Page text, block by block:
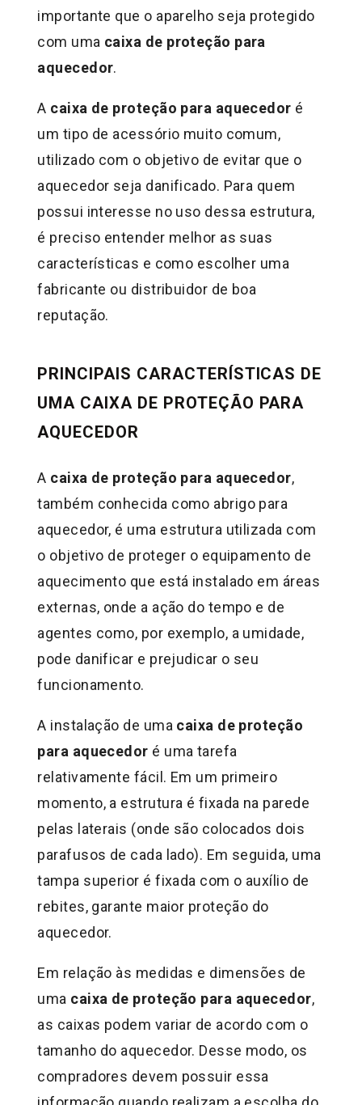
importante que o aparelho seja protegido
com uma caixa de proteção para
aquecedor.
A caixa de proteção para aquecedor é
um tipo de acessório muito comum,
utilizado com o objetivo de evitar que o
aquecedor seja danificado. Para quem
possui interesse no uso dessa estrutura,
é preciso entender melhor as suas
características e como escolher uma
fabricante ou distribuidor de boa
reputação.
PRINCIPAIS CARACTERÍSTICAS DE
UMA CAIXA DE PROTEÇÃO PARA
AQUECEDOR
A caixa de proteção para aquecedor,
também conhecida como abrigo para
aquecedor, é uma estrutura utilizada com
o objetivo de proteger o equipamento de
aquecimento que está instalado em áreas
externas, onde a ação do tempo e de
agentes como, por exemplo, a umidade,
pode danificar e prejudicar o seu
funcionamento.
A instalação de uma caixa de proteção
para aquecedor é uma tarefa
relativamente fácil. Em um primeiro
momento, a estrutura é fixada na parede
pelas laterais (onde são colocados dois
parafusos de cada lado). Em seguida, uma
tampa superior é fixada com o auxílio de
rebites, garante maior proteção do
aquecedor.
Em relação às medidas e dimensões de
uma caixa de proteção para aquecedor,
as caixas podem variar de acordo com o
tamanho do aquecedor. Desse modo, os
compradores devem possuir essa